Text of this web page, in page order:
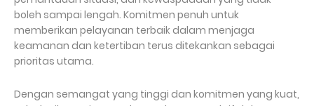
boleh sampai lengah. Komitmen penuh untuk
memberikan pelayanan terbaik dalam menjaga
keamanan dan ketertiban terus ditekankan sebagai
prioritas utama.
Dengan semangat yang tinggi dan komitmen yang kuat,